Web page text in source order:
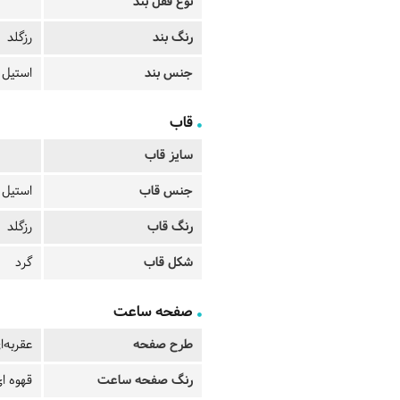
رنگ بند
رزگلد
جنس بند
استیل
قاب
سایز قاب
جنس قاب
استیل
رنگ قاب
رزگلد
شکل قاب
گرد
صفحه ساعت
طرح صفحه
رنگ صفحه ساعت
قهوه